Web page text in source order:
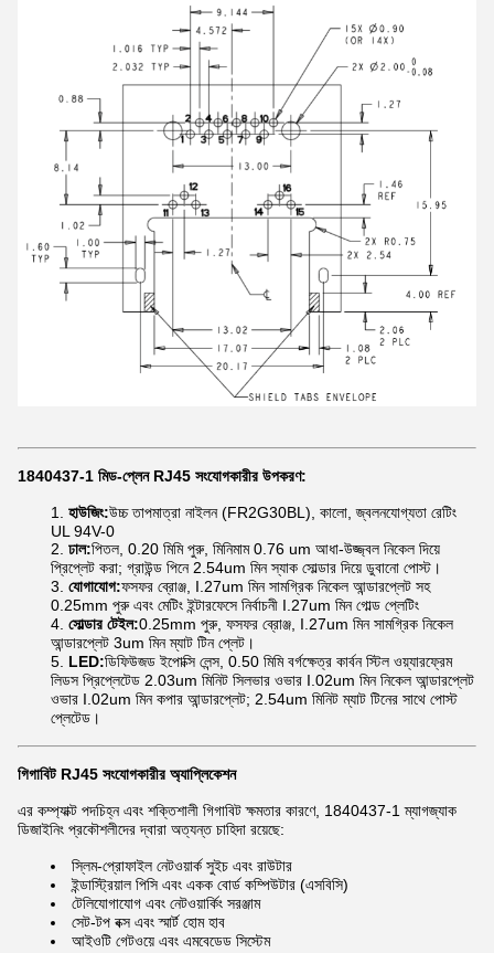
1840437-1 মিড-প্লেন RJ45 সংযোগকারীর উপকরণ:
হাউজিং:উচ্চ তাপমাত্রা নাইলন (FR2G30BL), কালো, জ্বলনযোগ্যতা রেটিং
UL 94V-0
ঢাল:পিতল, 0.20 মিমি পুরু, মিনিমাম 0.76 um আধা-উজ্জ্বল নিকেল দিয়ে
প্রিপ্লেট করা; গ্রাউন্ড পিনে 2.54um মিন স্যাক সোল্ডার দিয়ে ডুবানো পোস্ট।
যোগাযোগ:ফসফর ব্রোঞ্জ, I.27um মিন সামগ্রিক নিকেল আন্ডারপ্লেট সহ
0.25mm পুরু এবং মেটিং ইন্টারফেসে নির্বাচনী I.27um মিন গোল্ড প্লেটিং
সোল্ডার টেইল:0.25mm পুরু, ফসফর ব্রোঞ্জ, I.27um মিন সামগ্রিক নিকেল
আন্ডারপ্লেট 3um মিন ম্যাট টিন প্লেট।
LED:ডিফিউজড ইপোক্সি লেন্স, 0.50 মিমি বর্গক্ষেত্র কার্বন স্টিল ওয়্যারফ্রেম
লিডস প্রিপ্লেটেড 2.03um মিনিট সিলভার ওভার I.02um মিন নিকেল আন্ডারপ্লেট
ওভার I.02um মিন কপার আন্ডারপ্লেট; 2.54um মিনিট ম্যাট টিনের সাথে পোস্ট
প্লেটেড।
গিগাবিট RJ45 সংযোগকারীর অ্যাপ্লিকেশন
এর কম্প্যাক্ট পদচিহ্ন এবং শক্তিশালী গিগাবিট ক্ষমতার কারণে, 1840437-1 ম্যাগজ্যাক
ডিজাইনিং প্রকৌশলীদের দ্বারা অত্যন্ত চাহিদা রয়েছে:
স্লিম-প্রোফাইল নেটওয়ার্ক সুইচ এবং রাউটার
ইন্ডাস্ট্রিয়াল পিসি এবং একক বোর্ড কম্পিউটার (এসবিসি)
টেলিযোগাযোগ এবং নেটওয়ার্কিং সরঞ্জাম
সেট-টপ বক্স এবং স্মার্ট হোম হাব
আইওটি গেটওয়ে এবং এমবেডেড সিস্টেম